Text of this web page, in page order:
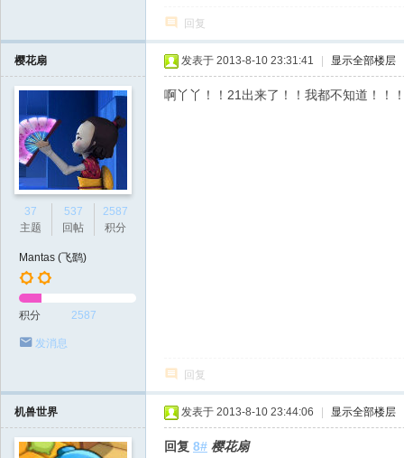
回复
樱花扇
37
主题
537
回帖
2587
积分
Mantas (飞鹞)
积分 2587
发消息
发表于 2013-8-10 23:31:41 显示全部楼层
啊丫丫！！21出来了！！我都不知道！！
回复
机兽世界 发表于 2013-8-10 23:44:06 显示全部楼层
回复 8# 樱花扇